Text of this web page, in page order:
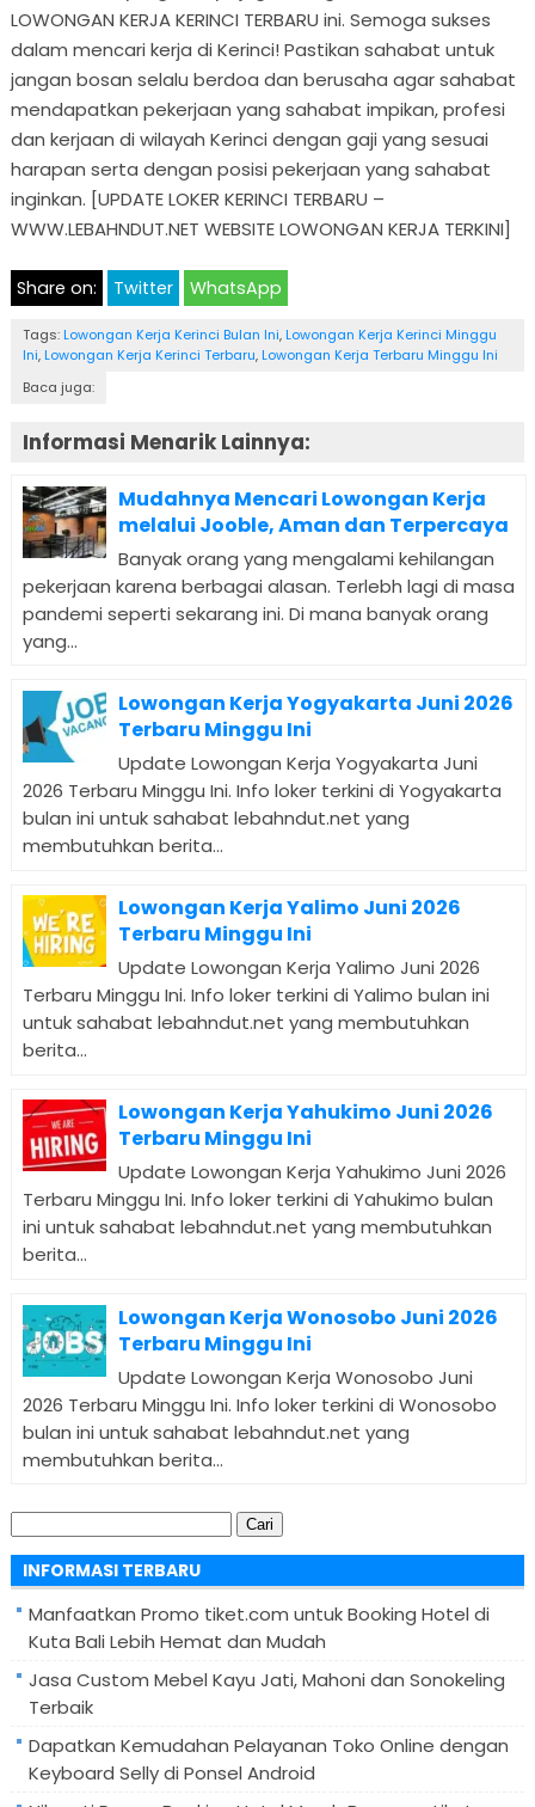
LOWONGAN KERJA KERINCI TERBARU ini. Semoga sukses
dalam mencari kerja di Kerinci! Pastikan sahabat untuk
jangan bosan selalu berdoa dan berusaha agar sahabat
mendapatkan pekerjaan yang sahabat impikan, profesi
dan kerjaan di wilayah Kerinci dengan gaji yang sesuai
harapan serta dengan posisi pekerjaan yang sahabat
inginkan. [UPDATE LOKER KERINCI TERBARU –
WWW.LEBAHNDUT.NET WEBSITE LOWONGAN KERJA TERKINI]
Share on: Twitter WhatsApp
Tags: Lowongan Kerja Kerinci Bulan Ini, Lowongan Kerja Kerinci Minggu
Ini, Lowongan Kerja Kerinci Terbaru, Lowongan Kerja Terbaru Minggu Ini
Baca juga:
Informasi Menarik Lainnya:
Mudahnya Mencari Lowongan Kerja
melalui Jooble, Aman dan Terpercaya
Banyak orang yang mengalami kehilangan
pekerjaan karena berbagai alasan. Terlebh lagi di masa
pandemi seperti sekarang ini. Di mana banyak orang
yang...
Lowongan Kerja Yogyakarta Juni 2026
Terbaru Minggu Ini
Update Lowongan Kerja Yogyakarta Juni
2026 Terbaru Minggu Ini. Info loker terkini di Yogyakarta
bulan ini untuk sahabat lebahndut.net yang
membutuhkan berita...
Lowongan Kerja Yalimo Juni 2026
Terbaru Minggu Ini
Update Lowongan Kerja Yalimo Juni 2026
Terbaru Minggu Ini. Info loker terkini di Yalimo bulan ini
untuk sahabat lebahndut.net yang membutuhkan
berita...
Lowongan Kerja Yahukimo Juni 2026
Terbaru Minggu Ini
Update Lowongan Kerja Yahukimo Juni 2026
Terbaru Minggu Ini. Info loker terkini di Yahukimo bulan
ini untuk sahabat lebahndut.net yang membutuhkan
berita...
Lowongan Kerja Wonosobo Juni 2026
Terbaru Minggu Ini
Update Lowongan Kerja Wonosobo Juni
2026 Terbaru Minggu Ini. Info loker terkini di Wonosobo
bulan ini untuk sahabat lebahndut.net yang
membutuhkan berita...
untuk:
INFORMASI TERBARU
Manfaatkan Promo tiket.com untuk Booking Hotel di
Kuta Bali Lebih Hemat dan Mudah
Jasa Custom Mebel Kayu Jati, Mahoni dan Sonokeling
Terbaik
Dapatkan Kemudahan Pelayanan Toko Online dengan
Keyboard Selly di Ponsel Android